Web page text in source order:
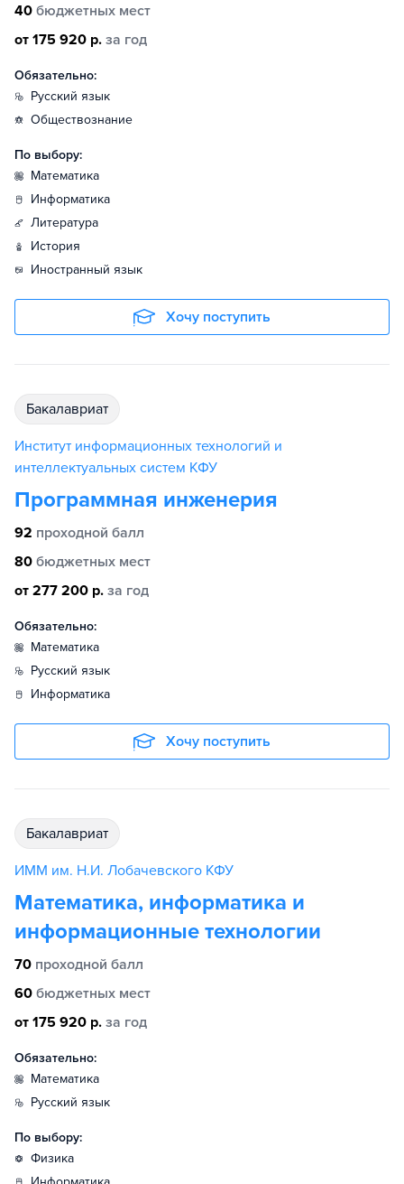
40 бюджетных мест
от 175 920 р. за год
Обязательно:
русский язык
обществознание
По выбору:
математика
информатика
литература
история
иностранный язык
Хочу поступить
бакалавриат
Институт информационных технологий и
интеллектуальных систем КФУ
Программная инженерия
92 проходной балл
80 бюджетных мест
от 277 200 р. за год
Обязательно:
математика
русский язык
информатика
Хочу поступить
бакалавриат
ИММ им. Н.И. Лобачевского КФУ
Математика, информатика и
информационные технологии
70 проходной балл
60 бюджетных мест
от 175 920 р. за год
Обязательно:
математика
русский язык
По выбору:
физика